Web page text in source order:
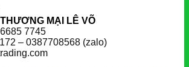
MẠI LÊ VÕ
7745
– 0387708568 (zalo)